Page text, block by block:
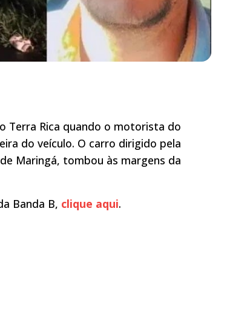
Terra Rica quando o motorista do
do veículo. O carro dirigido pela
Maringá, tombou às margens da
Banda B, clique aqui.